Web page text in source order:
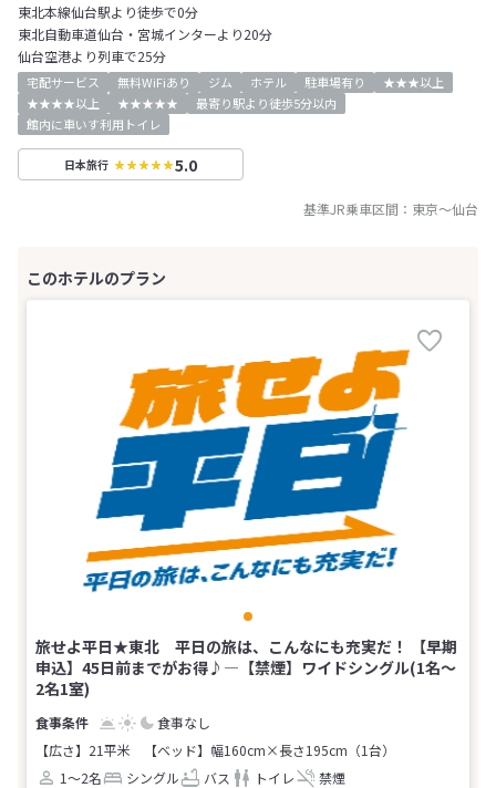
東北本線仙台駅より徒歩で0分
東北自動車道仙台・宮城インターより20分
仙台空港より列車で25分
宅配サービス 無料WiFiあり ジム ホテル 駐車場有り
★★★以上
★★★★以上
★★★★★
最寄り駅より徒歩5分以内
館内に車いす利用トイレ
日本旅行 5.0
基準JR乗車区間： 東京～仙台
旅せよ平日★東北 平日の旅は、こんなにも充実だ！ 【早期
申込】45日前までがお得♪―【禁煙】ワイドシングル(1名～
2名1室)
食事なし
【広さ】21平米
【ベッド】幅160cm×長さ195cm（1台）
1～2名
シングル バス トイレ 禁煙